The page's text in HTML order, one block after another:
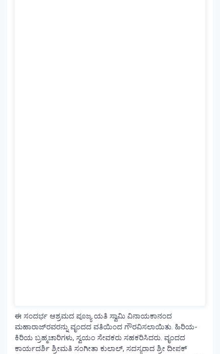
ಈ ಸಂದರ್ಭ ಆಶ್ರಮದ ಪೂಜ್ಯ ಯತಿ ಸ್ವಾಮಿ ವಿನಾಯಕಾನಂದ
ಮಹಾರಾಜ್‌ರವರನ್ನು ವೃಂದದ ವತಿಯಿಂದ ಗೌರವಿಸಲಾಯಿತು. ಹಿರಿಯ-
ಕಿರಿಯ ಬ್ರಹ್ಮಚಾರಿಗಳು, ಸ್ವಯಂ ಸೇವಕರು ಸಹಕರಿಸಿದರು. ವೃಂದದ
ಕಾರ್ಯದರ್ಶಿ ಶ್ರೀಮತಿ ಸಂಗೀತಾ ಕುಲಾಲ್, ಸದಸ್ಯರಾದ ಶ್ರೀ ದೀಪಕ್